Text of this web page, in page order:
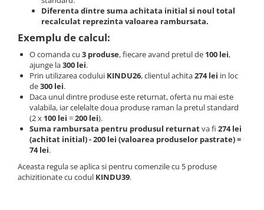
Diferenta dintre suma achitata initial si noul total
recalculat reprezinta valoarea rambursata.
Exemplu de calcul:
O comanda cu 3 produse, fiecare avand pretul de 100 lei,
ajunge la300 lei.
Prin utilizarea codului KINDU26, clientul achita274 lei in loc
de300 lei.
Daca unul dintre produse este returnat, oferta nu mai este
valabila, iar celelalte doua produse raman la pretul standard
(2 x 100 lei =200 lei).
Suma rambursata pentru produsul returnatva fi 274 lei
(achitat initial) - 200 lei (valoarea produselor pastrate) =
74 lei.
Aceasta regula se aplica si pentru comenzile cu 5 produse
achizitionate cu codul KINDU39.